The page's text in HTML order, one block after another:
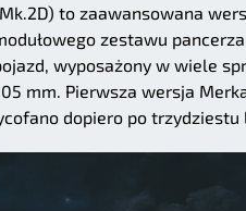
to zaawansowana
zestawu
wyposażony w wiele
mm. Pierwsza wersja
dopiero po trzydziestu